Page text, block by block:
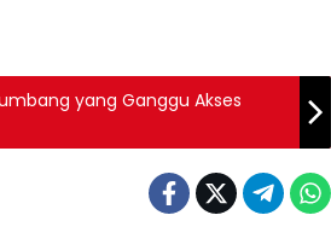
yang Ganggu Akses